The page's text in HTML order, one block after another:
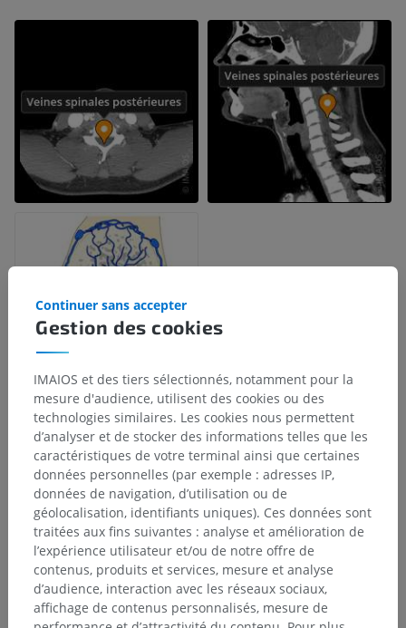
Hiérarchie anatomique
Anatomie humaine 2
Corps humain> Systèmes intégrants>
Système cardiovasculaire> Veines systémiques
Veines de la colonne vertébrale>
Veines intervertébrales> Veines radiculaires>
Veines spinales postérieures
Gestion des cookies
Continuer sans accepter
IMAIOS et des tiers sélectionnés, notamment pour la
mesure d'audience, utilisent des cookies ou des
technologies similaires. Les cookies nous permettent
d’analyser et de stocker des informations telles que les
caractéristiques de votre terminal ainsi que certaines
données personnelles (par exemple : adresses IP,
données de navigation, d’utilisation ou de
géolocalisation, identifiants uniques). Ces données sont
traitées aux fins suivantes : analyse et amélioration de
l’expérience utilisateur et/ou de notre offre de
contenus, produits et services, mesure et analyse
d’audience, interaction avec les réseaux sociaux,
affichage de contenus personnalisés, mesure de